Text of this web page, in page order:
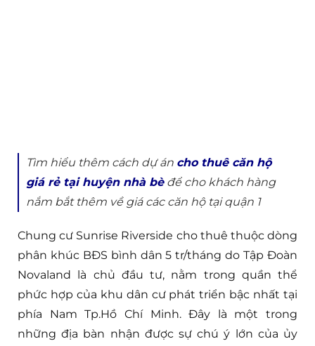
Tìm hiểu thêm cách dự án cho thuê căn hộ
giá rẻ tại huyện nhà bèđể cho khách hàng
nắm bắt thêm về giá các căn hộ tại quận 1
Chung cư Sunrise Riverside cho thuê thuộc dòng
phân khúc BĐS bình dân 5 tr/tháng do Tập Đoàn
Novaland là chủ đầu tư, nằm trong quần thể
phức hợp của khu dân cư phát triển bậc nhất tại
phía Nam Tp.Hồ Chí Minh. Đây là một trong
những địa bàn nhận được sự chú ý lớn của ủy